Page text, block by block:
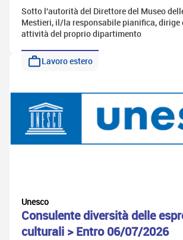
Sotto l'autorità del Direttore del Museo
Mestieri, il/la responsabile pianifica, dirige
attività del proprio dipartimento
Lavoro estero
Unesco
Consulente diversità delle
culturali > Entro 06/07/2026